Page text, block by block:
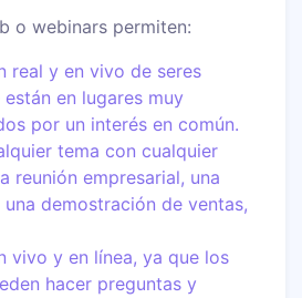
o webinars permiten:
real y en vivo de seres
en lugares muy
por un interés en común.
tema con cualquier
reunión empresarial, una
demostración de ventas,
vivo y en línea, ya que los
hacer preguntas y